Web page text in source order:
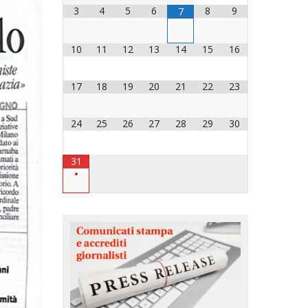
DIOCESANA
3 4 5 6 7 8 9
10 11 12 13 14 15 16
17 18 19 20 21 22 23
24 25 26 27 28 29 30
31
•